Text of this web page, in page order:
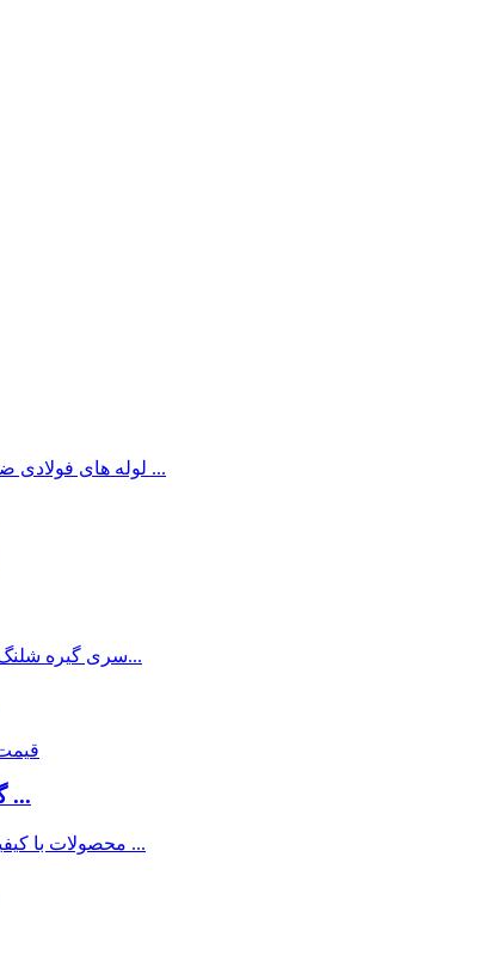
گیره شلنگ به سبک آمریکایی با ...